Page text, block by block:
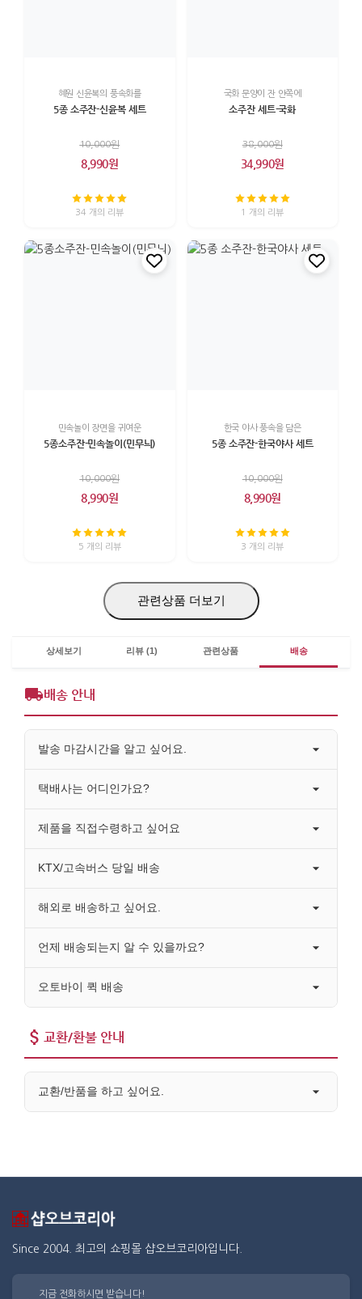
혜원 신윤복의 풍속화를
5종 소주잔-신윤복 세트
10,000원
8,990원
34 개의 리뷰
국화 문양이 잔 안쪽에
소주잔 세트-국화
38,000원
34,990원
1 개의 리뷰
민속놀이 장면을 귀여운
5종소주잔-민속놀이(민무늬)
10,000원
8,990원
5 개의 리뷰
한국 야사 풍속을 담은
5종 소주잔-한국야사 세트
10,000원
8,990원
3 개의 리뷰
관련상품 더보기
상세보기 리뷰 (1) 관련상품 배송
배송 안내
발송 마감시간을 알고 싶어요.
택배사는 어디인가요?
제품을 직접수령하고 싶어요
KTX/고속버스 당일 배송
해외로 배송하고 싶어요.
언제 배송되는지 알 수 있을까요?
오토바이 퀵 배송
교환/환불 안내
교환/반품을 하고 싶어요.
Since 2004. 최고의 쇼핑몰 샵오브코리아입니다.
지금 전화하시면 받습니다!